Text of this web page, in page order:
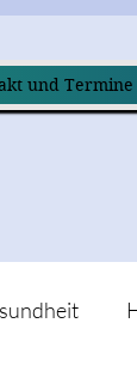
und Termine